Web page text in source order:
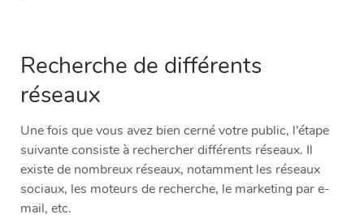
Recherche de différents
réseaux
Une fois que vous avez bien cerné votre public, l’étape
suivante consiste à rechercher différents réseaux. Il
existe de nombreux réseaux, notamment les réseaux
sociaux, les moteurs de recherche, le marketing par e-
mail, etc.